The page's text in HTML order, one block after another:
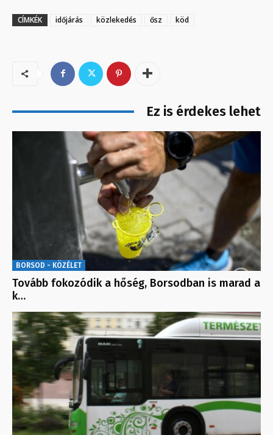
CÍMKÉK időjárás közlekedés ősz köd
Ez is érdekes lehet
BORSOD - KÖZÉLET
Tovább fokozódik a hőség, Borsodban is marad a
k…